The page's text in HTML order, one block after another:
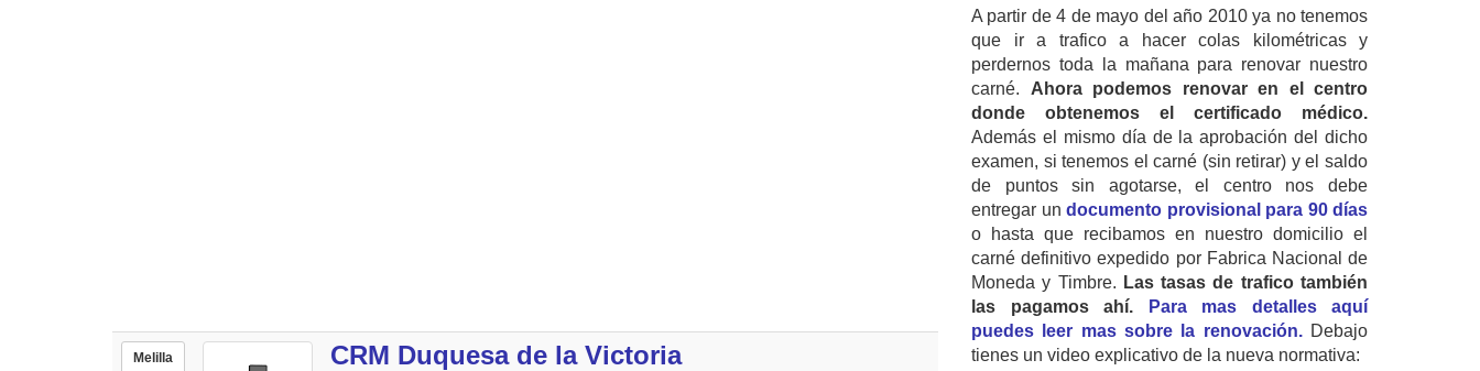
Melilla CRM Duquesa de la Victoria
A partir de 4 de mayo del año 2010 ya no tenemos
que ir a trafico a hacer colas kilométricas y
perdernos toda la mañana para renovar nuestro
carné. Ahora podemos renovar en el centro
donde obtenemos el certificado médico.
Además el mismo día de la aprobación del dicho
examen, si tenemos el carné (sin retirar) y el saldo
de puntos sin agotarse, el centro nos debe
entregar un documento provisional para 90 días
o hasta que recibamos en nuestro domicilio el
carné definitivo expedido por Fabrica Nacional de
Moneda y Timbre. Las tasas de trafico también
las pagamos ahí.
Para mas detalles aquí
puedes leer mas sobre la renovación.Debajo
tienes un video explicativo de la nueva normativa: